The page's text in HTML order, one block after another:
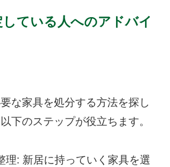
ている人へのアドバイ
な家具を処分する方法を探し
下のステップが役立ちます。
理: 新居に持っていく家具を選